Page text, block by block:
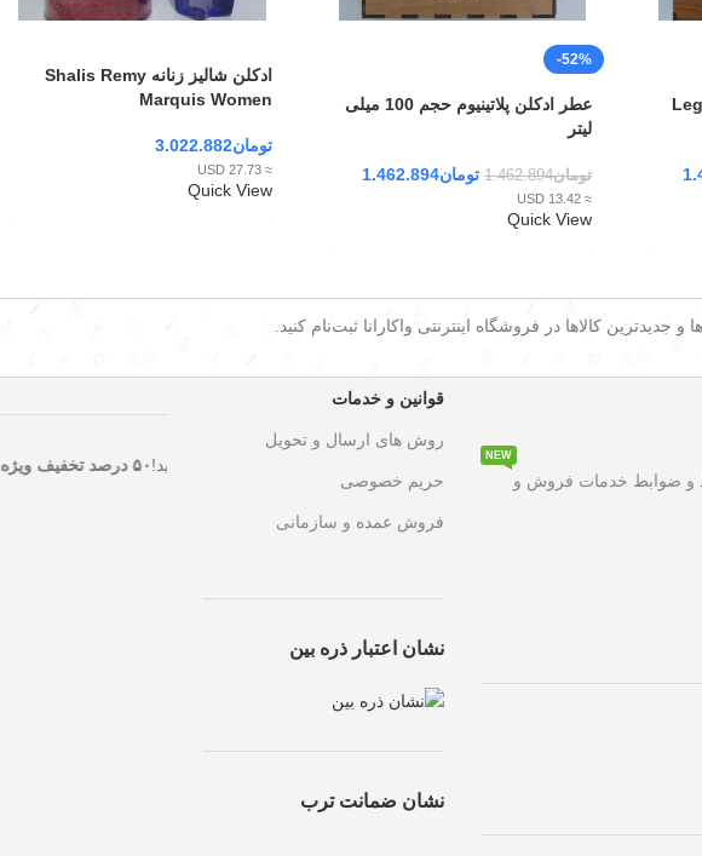
-52%
عطر ادکلن پلاتینیوم حجم 100 میلی
لیتر
تومان1.462.894 تومان1.462.894
≈ 13.42 USD
Quick View
ادکلن شالیز زنانه Shalis Remy
Marquis Women
تومان3.022.882
≈ 27.73 USD
Quick View
کالاها در فروشگاه اینترنتی واکارانا ثبت‌نام کنید.
و ضوابط خدمات فروش و
NEW
قوانین و خدمات
روش های ارسال و تحویل
حریم خصوصی
فروش عمده و سازمانی
نشان اعتبار ذره بین
نشان ضمانت ترب
به مدت محدود روی تمامی محصولات. این فرصت استثنایی را از دست ندهید!